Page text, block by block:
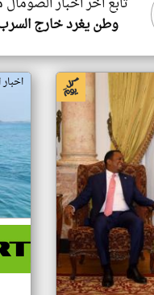
وطن يغرد خارج